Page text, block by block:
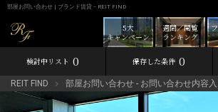
部屋お問い合わせ | ブランド賃貸－REIT FIND
週間／閲覧
ランキング
5大
キャンペーン
検討中リスト 0 保存した条件 0
REIT FIND 部屋お問い合わせ - お問い合わせ内容入